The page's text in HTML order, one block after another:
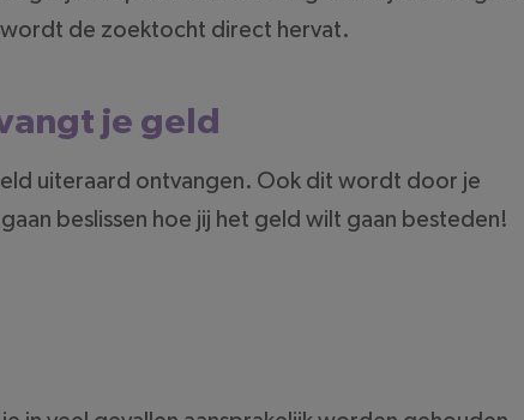
de zoektocht direct hervat.
je geld
uiteraard ontvangen. Ook dit wordt door je
beslissen hoe jij het geld wilt gaan besteden!